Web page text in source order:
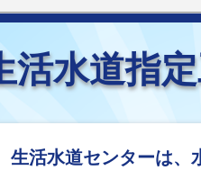
活水道指
生活水道センターは、